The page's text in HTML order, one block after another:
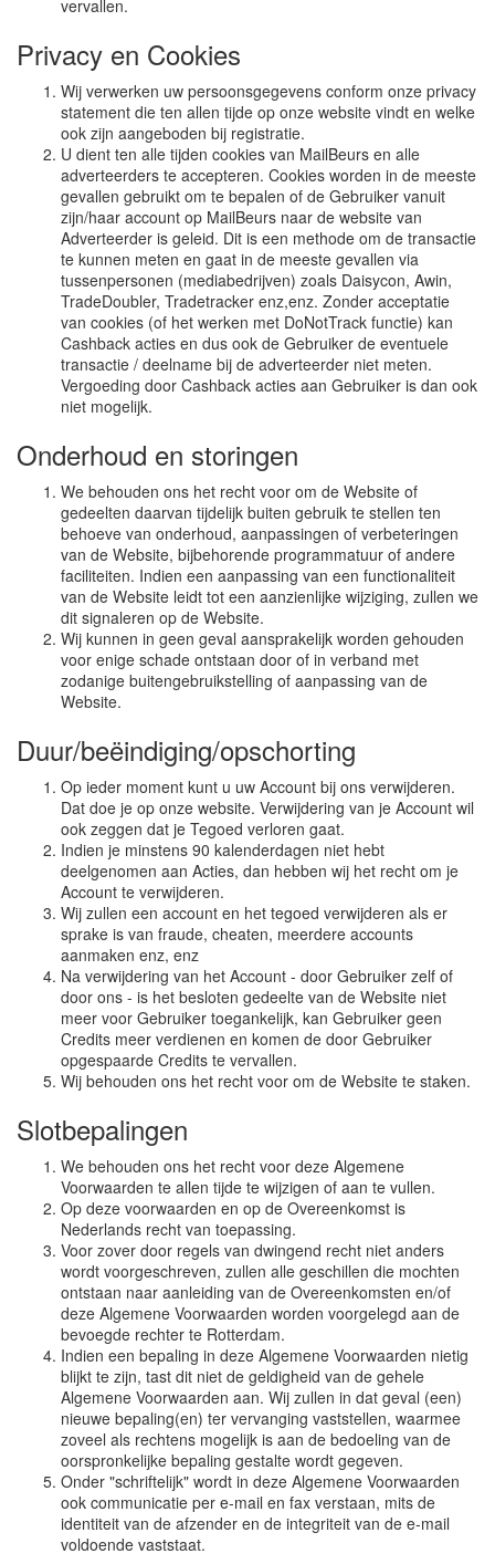
vervallen.
Privacy en Cookies
Wij verwerken uw persoonsgegevens conform onze privacy
statement die ten allen tijde op onze website vindt en welke
ook zijn aangeboden bij registratie.
U dient ten alle tijden cookies van MailBeurs en alle
adverteerders te accepteren. Cookies worden in de meeste
gevallen gebruikt om te bepalen of de Gebruiker vanuit
zijn/haar account op MailBeurs naar de website van
Adverteerder is geleid. Dit is een methode om de transactie
te kunnen meten en gaat in de meeste gevallen via
tussenpersonen (mediabedrijven) zoals Daisycon, Awin,
TradeDoubler, Tradetracker enz,enz. Zonder acceptatie
van cookies (of het werken met DoNotTrack functie) kan
Cashback acties en dus ook de Gebruiker de eventuele
transactie / deelname bij de adverteerder niet meten.
Vergoeding door Cashback acties aan Gebruiker is dan ook
niet mogelijk.
Onderhoud en storingen
We behouden ons het recht voor om de Website of
gedeelten daarvan tijdelijk buiten gebruik te stellen ten
behoeve van onderhoud, aanpassingen of verbeteringen
van de Website, bijbehorende programmatuur of andere
faciliteiten. Indien een aanpassing van een functionaliteit
van de Website leidt tot een aanzienlijke wijziging, zullen we
dit signaleren op de Website.
Wij kunnen in geen geval aansprakelijk worden gehouden
voor enige schade ontstaan door of in verband met
zodanige buitengebruikstelling of aanpassing van de
Website.
Duur/beëindiging/opschorting
Op ieder moment kunt u uw Account bij ons verwijderen.
Dat doe je op onze website. Verwijdering van je Account wil
ook zeggen dat je Tegoed verloren gaat.
Indien je minstens 90 kalenderdagen niet hebt
deelgenomen aan Acties, dan hebben wij het recht om je
Account te verwijderen.
Wij zullen een account en het tegoed verwijderen als er
sprake is van fraude, cheaten, meerdere accounts
aanmaken enz, enz
Na verwijdering van het Account - door Gebruiker zelf of
door ons - is het besloten gedeelte van de Website niet
meer voor Gebruiker toegankelijk, kan Gebruiker geen
Credits meer verdienen en komen de door Gebruiker
opgespaarde Credits te vervallen.
Wij behouden ons het recht voor om de Website te staken.
Slotbepalingen
We behouden ons het recht voor deze Algemene
Voorwaarden te allen tijde te wijzigen of aan te vullen.
Op deze voorwaarden en op de Overeenkomst is
Nederlands recht van toepassing.
Voor zover door regels van dwingend recht niet anders
wordt voorgeschreven, zullen alle geschillen die mochten
ontstaan naar aanleiding van de Overeenkomsten en/of
deze Algemene Voorwaarden worden voorgelegd aan de
bevoegde rechter te Rotterdam.
Indien een bepaling in deze Algemene Voorwaarden nietig
blijkt te zijn, tast dit niet de geldigheid van de gehele
Algemene Voorwaarden aan. Wij zullen in dat geval (een)
nieuwe bepaling(en) ter vervanging vaststellen, waarmee
zoveel als rechtens mogelijk is aan de bedoeling van de
oorspronkelijke bepaling gestalte wordt gegeven.
Onder "schriftelijk" wordt in deze Algemene Voorwaarden
ook communicatie per e-mail en fax verstaan, mits de
identiteit van de afzender en de integriteit van de e-mail
voldoende vaststaat.